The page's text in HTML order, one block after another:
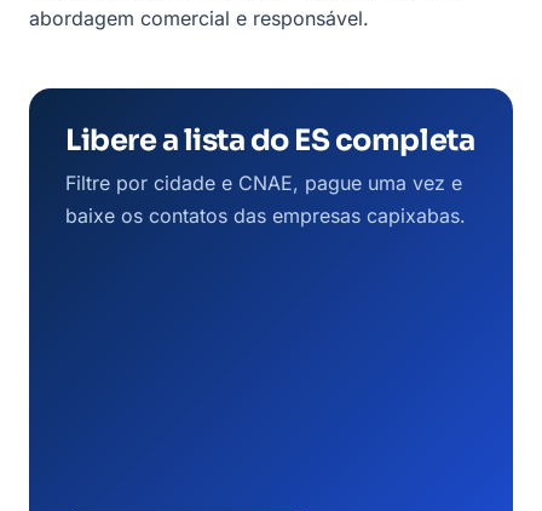
abordagem comercial e responsável.
Libere a lista do ES completa
Filtre por cidade e CNAE, pague uma vez e
baixe os contatos das empresas capixabas.